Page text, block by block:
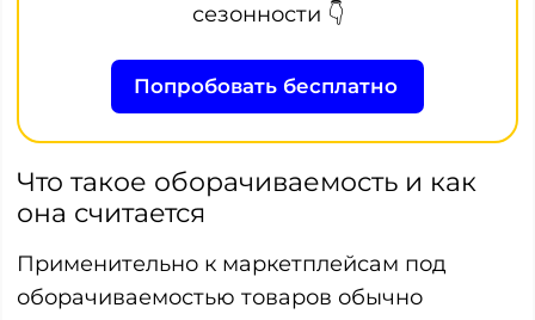
сезонности 👇
Попробовать бесплатно
Что такое оборачиваемость и как
она считается
Применительно к маркетплейсам под
оборачиваемостью товаров обычно